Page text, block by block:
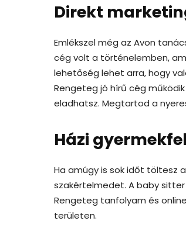
Direkt
Emlékszel még az Avon
cég volt a történelemben,
lehetőség lehet arra, hogy
Rengeteg jó hírű cég
eladhatsz. Megtartod a
Házi
Ha amúgy is sok időt töltesz
szakértelmedet. A baby
Rengeteg tanfolyam és
területen.